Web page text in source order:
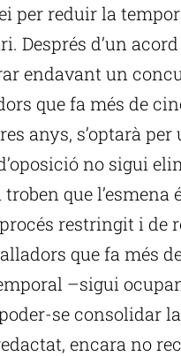
per reduir la
Després d’un
endavant un
que fa més de
anys, s’optarà
no sigui
troben que
restringit i de
que fa més
–sigui
se consolidar
encara no